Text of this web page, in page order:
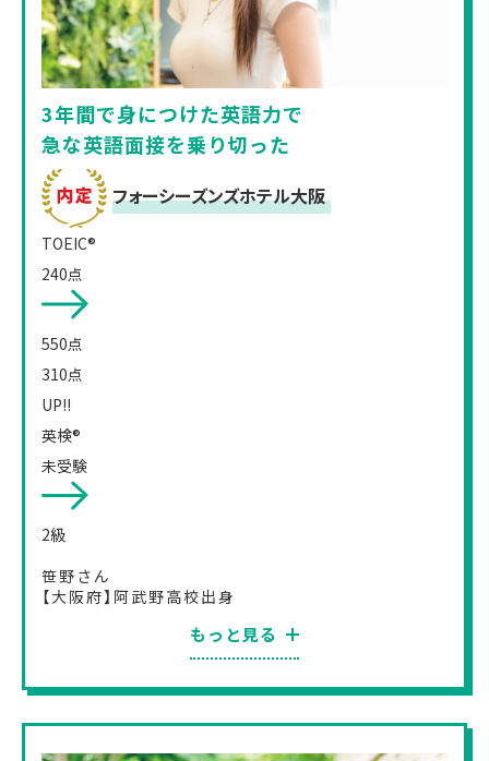
3年間で身につけた英語力で
急な英語面接を乗り切った
フォーシーズンズホテル大阪
TOEIC®
240点
550点
310点
UP!!
英検®
未受験
2級
笹野さん
【大阪府】阿武野高校出身
もっと見る